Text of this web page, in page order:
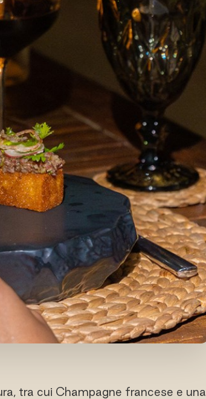
tra cui Champagne francese e una